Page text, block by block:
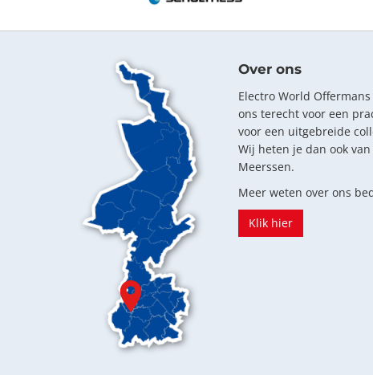
Over ons
Electro World
ons terecht voor een
voor een uitgebreide
Wij heten je dan ook
Meerssen.
Meer weten over ons
Klik hier